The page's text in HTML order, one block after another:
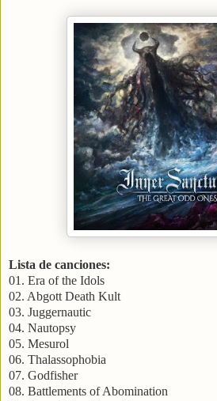
Lista de canciones:
01. Era of the Idols
02. Abgott Death Kult
03. Juggernautic
04. Nautopsy
05. Mesurol
06. Thalassophobia
07. Godfisher
08. Battlements of Abomination